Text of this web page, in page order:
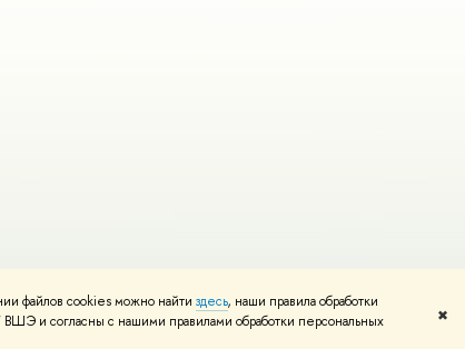
файлов cookies можно найти здесь, наши правила обработки
и согласны с нашими правилами обработки персональных
✖
Редактору
сайта